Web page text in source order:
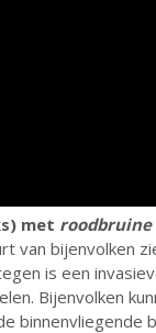
met
van bijenvolken
is een
Bijenvolken
binnenvliegende